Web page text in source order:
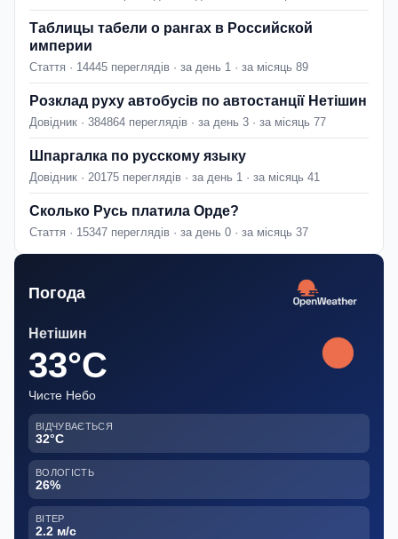
Таблицы табели о рангах в Российской
империи
Стаття · 14445 переглядів · за день 1 · за місяць 89
Розклад руху автобусів по автостанції Нетішин
Довідник · 384864 переглядів · за день 3 · за місяць 77
Шпаргалка по русскому языку
Довідник · 20175 переглядів · за день 1 · за місяць 41
Сколько Русь платила Орде?
Стаття · 15347 переглядів · за день 0 · за місяць 37
Погода
Нетішин
33°C
Чисте Небо
ВІДЧУВАЄТЬСЯ
32°C
ВОЛОГІСТЬ
26%
ВІТЕР
2.2 м/с